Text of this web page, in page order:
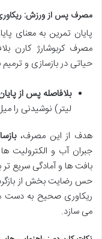
مصرف پس از ورزش: ریکاوری
پایان تمرین به معنای
مصرف کربوشارژ کارن
حیاتی در بازسازی و
بلافاصله پس از
لیتر) نوشیدنی را
هدف از این مصرف،
جبران آب و الکترولیت
بافت ها و آمادگی سریع
حس رضایت بخش از
ریکاوری صحیح به دست
می سازد.